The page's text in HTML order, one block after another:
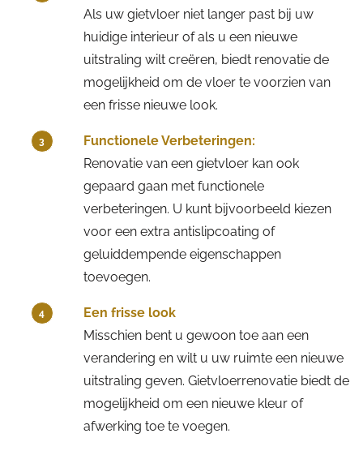
Als uw gietvloer niet langer past bij uw
huidige interieur of als u een nieuwe
uitstraling wilt creëren, biedt renovatie de
mogelijkheid om de vloer te voorzien van
een frisse nieuwe look.
3
Functionele Verbeteringen:
Renovatie van een gietvloer kan ook
gepaard gaan met functionele
verbeteringen. U kunt bijvoorbeeld kiezen
voor een extra antislipcoating of
geluiddempende eigenschappen
toevoegen.
4
Een frisse look
Misschien bent u gewoon toe aan een
verandering en wilt u uw ruimte een nieuwe
uitstraling geven. Gietvloerrenovatie biedt de
mogelijkheid om een nieuwe kleur of
afwerking toe te voegen.